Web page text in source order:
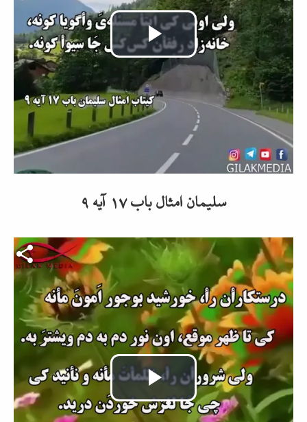
Video
abspielen
سلیمان امثال باب ۱۷ آیه ۹
Video-Datei
Video